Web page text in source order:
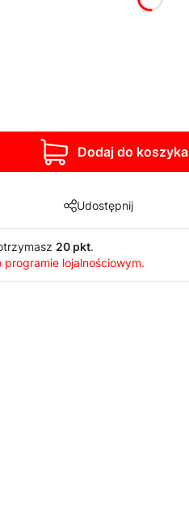
Dodaj do koszyka
Udostępnij
20 pkt.
programie lojalnościowym.